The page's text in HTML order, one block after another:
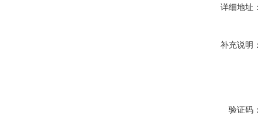
详细地址：
补充说明：
验证码：